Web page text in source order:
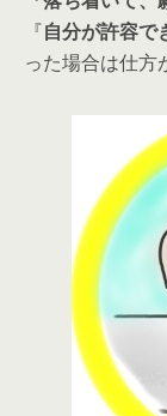
『自分が許容で
った場合は仕方